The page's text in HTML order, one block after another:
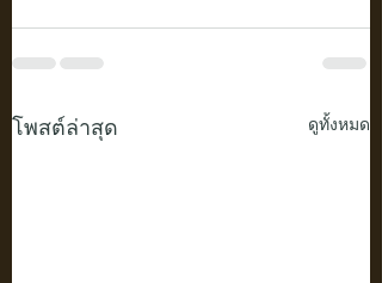
โพสต์ล่าสุด ดูทั้งหมด